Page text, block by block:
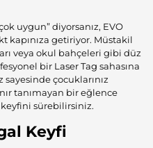
uygun” diyorsanız, EVO
kapınıza getiriyor. Müstakil
veya okul bahçeleri gibi düz
bir Laser Tag sahasına
çocuklarınız
tanımayan bir eğlence
sürebilirsiniz.
Keyfi